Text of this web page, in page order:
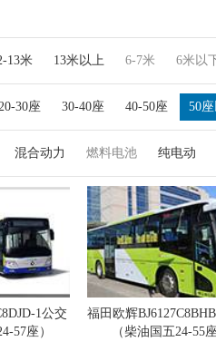
13米 13米以上 6-7米 6米以
30座 30-40座 40-50座 50
混合动力 燃料电池 纯电动
1公交
57座）
福田欧辉
（柴油国五24-55座